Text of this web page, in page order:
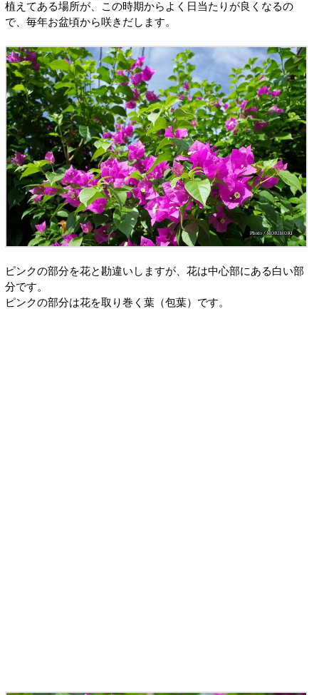
植えてある場所が、この時期からよく日当たりが良くなるの
で、毎年お盆頃から咲きだします。
ピンクの部分を花と勘違いしますが、花は中心部にある白い部
分です。
ピンクの部分は花を取り巻く葉（包葉）です。